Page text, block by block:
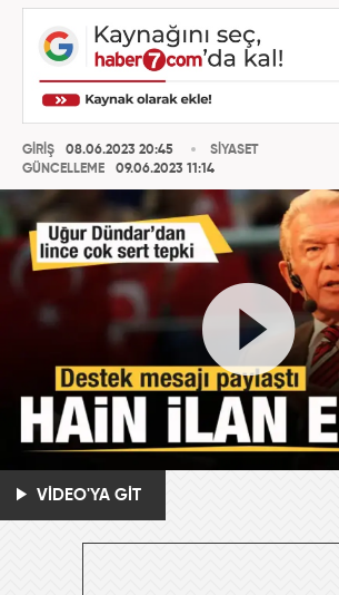
GİRİŞ
08.06.2023 20:45
GÜNCELLEME
09.06.2023 11:14
SİYASET
VİDEO'YA GİT